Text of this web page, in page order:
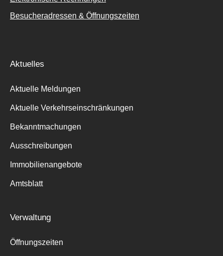
Suche
Besucheradressen & Öffnungszeiten
Aktuelles
Aktuelle Meldungen
Aktuelle Verkehrseinschränkungen
Bekanntmachungen
Ausschreibungen
Immobilienangebote
Amtsblatt
Verwaltung
Öffnungszeiten